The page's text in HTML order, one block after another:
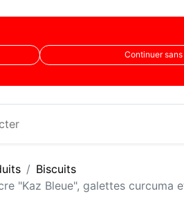
Biscuits
"Kaz Bleue", galettes curcuma
Continuer